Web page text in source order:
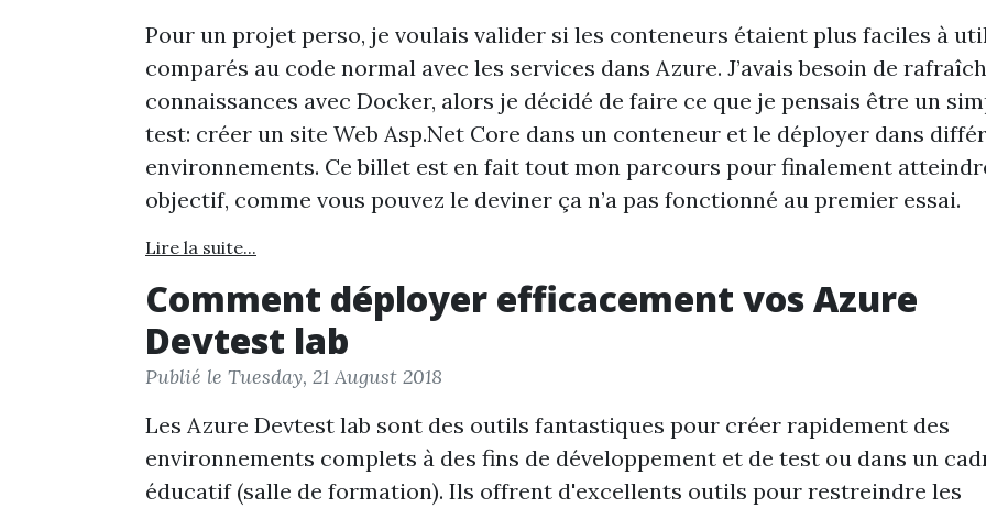
Pour un projet perso, je voulais valider si les conteneurs étaient plus faciles à
comparés au code normal avec les services dans Azure. J’avais besoin de
connaissances avec Docker, alors je décidé de faire ce que je pensais être un
test: créer un site Web Asp.Net Core dans un conteneur et le déployer dans
environnements. Ce billet est en fait tout mon parcours pour finalement
objectif, comme vous pouvez le deviner ça n’a pas fonctionné au premier essai.
Lire la suite...
Comment déployer efficacement vos Azure
Devtest lab
Publié le Tuesday, 21 August 2018
Les Azure Devtest lab sont des outils fantastiques pour créer rapidement des
environnements complets à des fins de développement et de test ou dans un
éducatif (salle de formation). Ils offrent d'excellents outils pour restreindre les